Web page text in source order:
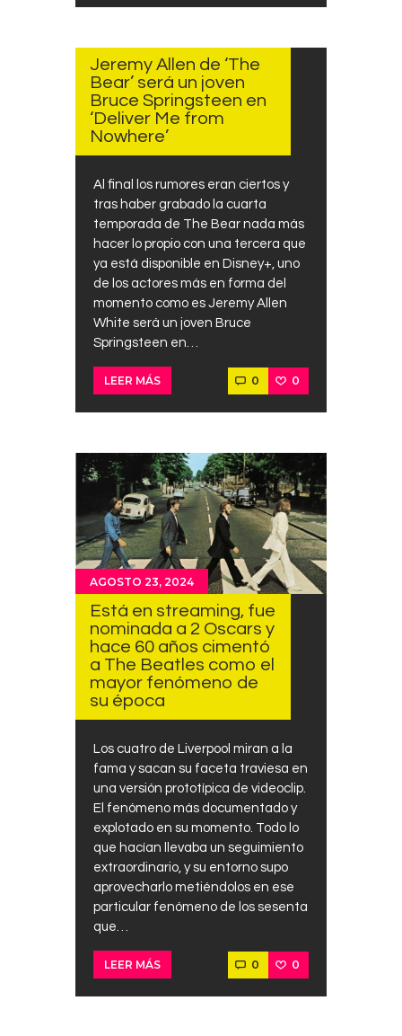
10, 2024
Jeremy Allen de ‘The
Bear’ será un joven
Bruce Springsteen en
‘Deliver Me from
Nowhere’
Al final los rumores eran ciertos y
tras haber grabado la cuarta
temporada de The Bear nada más
hacer lo propio con una tercera que
ya está disponible en Disney+, uno
de los actores más en forma del
momento como es Jeremy Allen
White será un joven Bruce
Springsteen en…
LEER MÁS 0 0
AGOSTO 23, 2024
Está en streaming, fue
nominada a 2 Oscars y
hace 60 años cimentó
a The Beatles como el
mayor fenómeno de
su época
Los cuatro de Liverpool miran a la
fama y sacan su faceta traviesa en
una versión prototípica de videoclip.
El fenómeno más documentado y
explotado en su momento. Todo lo
que hacían llevaba un seguimiento
extraordinario, y su entorno supo
aprovecharlo metiéndolos en ese
particular fenómeno de los sesenta
que…
LEER MÁS 0 0